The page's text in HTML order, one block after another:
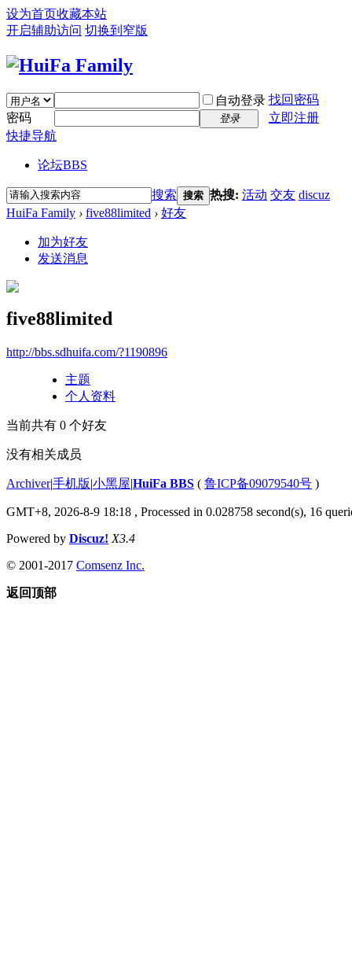
设为首页收藏本站
开启辅助访问 切换到窄版
自动登录 找回密码
密码
登录
立即注册
快捷导航
论坛BBS
搜索 搜索 热搜: 活动 交友 discuz
HuiFa Family › five88limited › 好友
加为好友
发送消息
five88limited
http://bbs.sdhuifa.com/?1190896
主题
个人资料
当前共有 0 个好友
没有相关成员
Archiver|手机版|小黑屋|HuiFa BBS ( 鲁ICP备09079540号 )
GMT+8, 2026-8-9 18:18 , Processed in 0.028758 second(s), 16
Powered by Discuz! X3.4
© 2001-2017 Comsenz Inc.
返回顶部